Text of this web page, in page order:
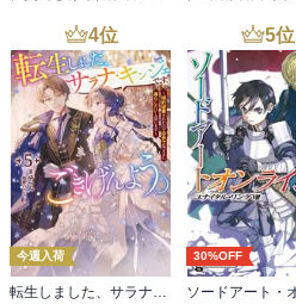
4位
今週入荷
転生しました、サラナ・キンジェです。ごきげんよう。５ ～婚約破棄されたので田舎で気ままに暮らしたいと思います～【電子書店共通特典SS付】
5位
30%OFF